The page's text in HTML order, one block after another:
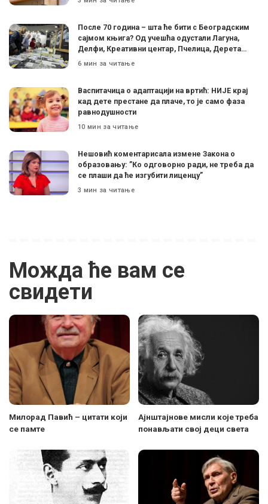
После 70 година – шта ће бити с Београдским
сајмом књига? Од учешћа одустали Лагуна,
Делфи, Креативни центар, Пчелица, Дерета…
6 мин за читање
Васпитачица о адаптацији на вртић: НИЈЕ крај
кад дете престане да плаче, то је само фаза
равнодушности
10 мин за читање
Нешовић коментарисала измене Закона о
образовању: ”Ко одговорно ради, не треба да
се плаши да ће изгубити лиценцу”
3 мин за читање
Можда ће вам се
свидети
Милорад Павић – цитати који
се памте
Ајнштајнове мисли које треба
понављати свој деци света